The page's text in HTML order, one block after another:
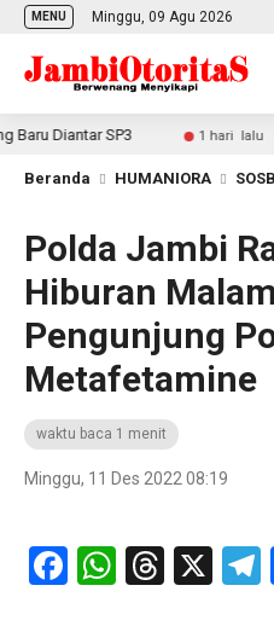
MENU Minggu, 09 Agu 2026
Diantar SP3 1 hari lalu
Beranda HUMANIORA
Polda Jambi
Hiburan
Pengunjung
Metafetamine
waktu baca 1 menit
Minggu, 11 Des 2022 08:19
FacebookX